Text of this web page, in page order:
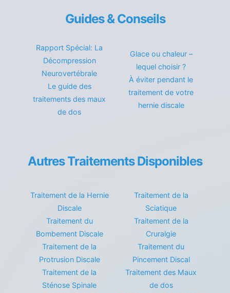
Guides & Conseils
Rapport Spécial: La
Décompression
Neurovertébrale
Le guide des
traitements des maux
de dos
Glace ou chaleur –
lequel choisir ?
À éviter pendant le
traitement de votre
hernie discale
Autres Traitements Disponibles
Traitement de la Hernie
Discale
Traitement du
Bombement Discale
Traitement de la
Protrusion Discale
Traitement de la
Sténose Spinale
Traitement de la
Sciatique
Traitement de la
Cruralgie
Traitement du
Pincement Discal
Traitement des Maux
de dos